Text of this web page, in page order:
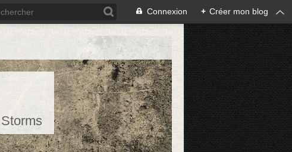
Connexion + Créer mon blog